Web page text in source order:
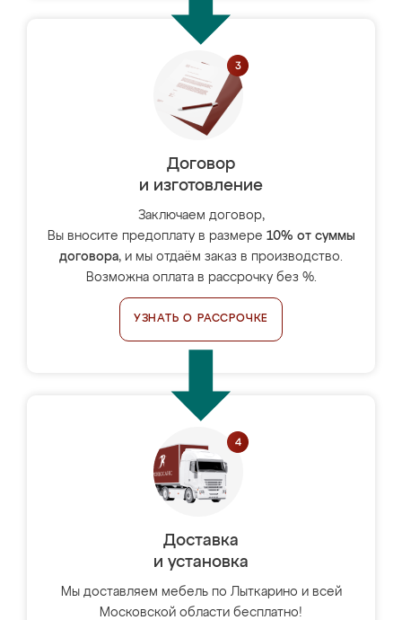
Договор
и изготовление
Заключаем договор,
Вы вносите предоплату в размере 10% от суммы
договора, и мы отдаём заказ в производство.
Возможна оплата в рассрочку без %.
УЗНАТЬ О РАССРОЧКЕ
Доставка
и установка
Мы доставляем мебель по Лыткарино и всей
Московской области бесплатно!